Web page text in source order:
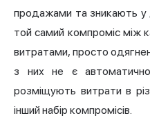
продажами та зникають у
той самий компроміс між
витратами, просто
з них не є
розміщують витрати в
інший набір компромісів.